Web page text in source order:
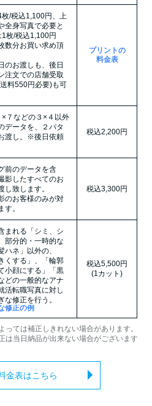
枚/税込1,100円、上
全身写真で必要と
枚/税込1,100円
数分お買い求め頂
のお渡しも、後日
注文での店舗受取
料550円必要)も可
プリントの
料金表
×７などの３×４以外
データを、２パタ
渡し。※後日依頼
税込2,200円
前のデータを含
影したすべてのお
し致します。
のお客様のみが対
す。
税込3,300円
まれる「シミ、シ
部分的・一時的な
ハネ」以外の、
くする」、「輪郭
小顔にする」「黒
どの一般的なアナ
活転職写真に対し
な修正を行う。
修正の例
税込5,500円
(1カット)
ては補正しきれない場合があります。
当日納品が出来ない場合がございます
金表はこちら